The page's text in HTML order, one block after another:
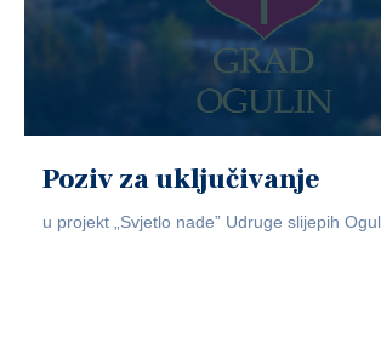
Poziv za uključivanje
u projekt „Svjetlo nade” Udruge slijepih